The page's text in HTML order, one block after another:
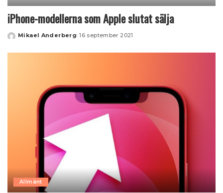
iPhone-modellerna som Apple slutat sälja
Posted
Mikael Anderberg 16 september 2021
Allmänt